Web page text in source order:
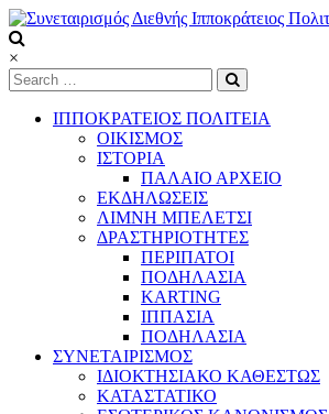
Skip
to
content
Συνεταιρισμός
Διεθνής
Ιπποκράτειος
Πολιτεία
×
ΙΠΠΟΚΡΑΤΕΙΟΣ ΠΟΛΙΤΕΙΑ
ΟΙΚΙΣΜΟΣ
ΙΣΤΟΡΙΑ
ΠΑΛΑΙΟ ΑΡΧΕΙΟ
ΕΚΔΗΛΩΣΕΙΣ
ΛΙΜΝΗ ΜΠΕΛΕΤΣΙ
ΔΡΑΣΤΗΡΙΟΤΗΤΕΣ
ΠΕΡΙΠΑΤΟΙ
ΠΟΔΗΛΑΣΙΑ
KARTING
ΙΠΠΑΣΙΑ
ΠΟΔΗΛΑΣΙΑ
ΣΥΝΕΤΑΙΡΙΣΜΟΣ
ΙΔΙΟΚΤΗΣΙΑΚΟ ΚΑΘΕΣΤΩΣ
ΚΑΤΑΣΤΑΤΙΚΟ